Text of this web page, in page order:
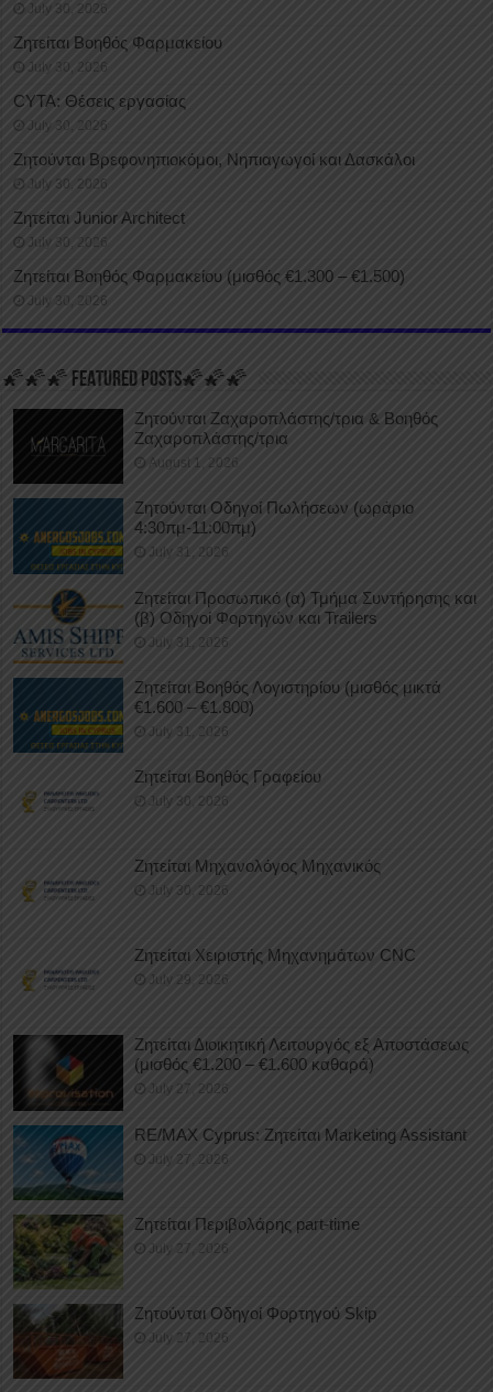
July 30, 2026
Ζητείται Βοηθός Φαρμακείου
July 30, 2026
CYTA: Θέσεις εργασίας
July 30, 2026
Ζητούνται Βρεφονηπιοκόμοι, Νηπιαγωγοί και Δασκάλοι
July 30, 2026
Ζητείται Junior Architect
July 30, 2026
Ζητείται Βοηθός Φαρμακείου (μισθός €1.300 – €1.500)
July 30, 2026
🌠🌠🌠 FEATURED POSTS🌠🌠🌠
Ζητούνται Ζαχαροπλάστης/τρια & Βοηθός
Ζαχαροπλάστης/τρια
August 1, 2026
Ζητούνται Οδηγοί Πωλήσεων (ωράριο
4:30πμ-11:00πμ)
July 31, 2026
Ζητείται Προσωπικό (α) Τμήμα Συντήρησης και
(β) Οδηγοί Φορτηγών και Trailers
July 31, 2026
Ζητείται Βοηθός Λογιστηρίου (μισθός μικτά
€1.600 – €1.800)
July 31, 2026
Ζητείται Βοηθός Γραφείου
July 30, 2026
Ζητείται Μηχανολόγος Μηχανικός
July 30, 2026
Ζητείται Χειριστής Μηχανημάτων CNC
July 29, 2026
Ζητείται Διοικητική Λειτουργός εξ Αποστάσεως
(μισθός €1.200 – €1.600 καθαρά)
July 27, 2026
RE/MAX Cyprus: Ζητείται Marketing Assistant
July 27, 2026
Ζητείται Περιβολάρης part-time
July 27, 2026
Ζητούνται Οδηγοί Φορτηγού Skip
July 27, 2026